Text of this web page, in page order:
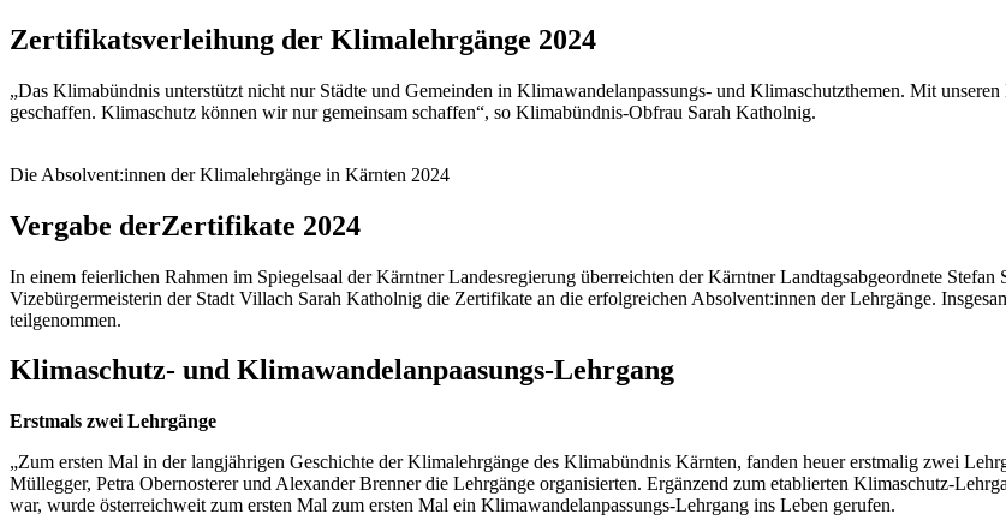
Zertifikatsverleihung der Klimalehrgänge 2024
„Das Klimabündnis unterstützt nicht nur Städte und Gemeinden in Klimawandelanpassungs- und Klimaschutzthemen. Mit
geschaffen. Klimaschutz können wir nur gemeinsam schaffen“, so Klimabündnis-Obfrau Sarah Katholnig.
Die Absolvent:innen der Klimalehrgänge in Kärnten 2024
Vergabe derZertifikate 2024
In einem feierlichen Rahmen im Spiegelsaal der Kärntner Landesregierung überreichten der Kärntner Landtagsabgeordnete
Vizebürgermeisterin der Stadt Villach Sarah Katholnig die Zertifikate an die erfolgreichen Absolvent:innen der Lehrgänge.
teilgenommen.
Klimaschutz- und Klimawandelanpaasungs-Lehrgang
Erstmals zwei Lehrgänge
„Zum ersten Mal in der langjährigen Geschichte der Klimalehrgänge des Klimabündnis Kärnten, fanden heuer erstmalig zwei
Müllegger, Petra Obernosterer und Alexander Brenner die Lehrgänge organisierten. Ergänzend zum etablierten Klimaschutz-
war, wurde österreichweit zum ersten Mal zum ersten Mal ein Klimawandelanpassungs-Lehrgang ins Leben gerufen.